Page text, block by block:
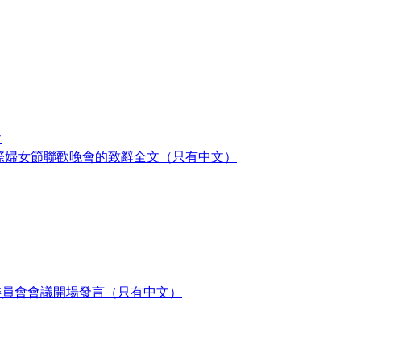
女節聯歡晚會的致辭全文（只有中文）
會會議開場發言（只有中文）